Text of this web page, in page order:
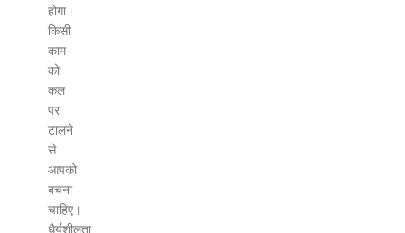
होगा।
किसी
काम
को
कल
पर
टालने
से
आपको
बचना
चाहिए।
धैर्यशीलता